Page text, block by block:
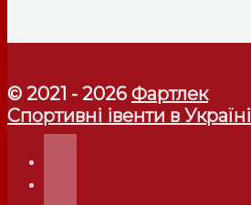
© 2021 - 2026 Фартлек
Спортивні івенти в Україні